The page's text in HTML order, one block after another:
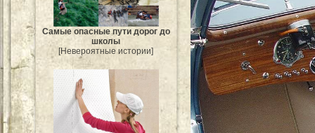
Самые опасные пути дорог до
школы
[Невероятные истории]